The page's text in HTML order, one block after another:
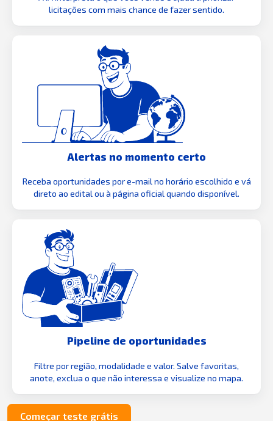
licitações com mais chance de fazer sentido.
Alertas no momento certo
Receba oportunidades por e-mail no horário escolhido e vá
direto ao edital ou à página oficial quando disponível.
Pipeline de oportunidades
Filtre por região, modalidade e valor. Salve favoritas,
anote, exclua o que não interessa e visualize no mapa.
Começar teste grátis